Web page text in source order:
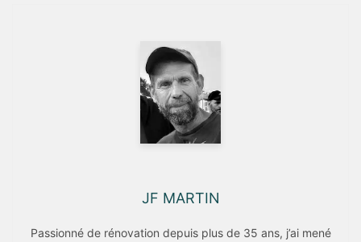
JF MARTIN
Passionné de rénovation depuis plus de 35 ans, j’ai mené